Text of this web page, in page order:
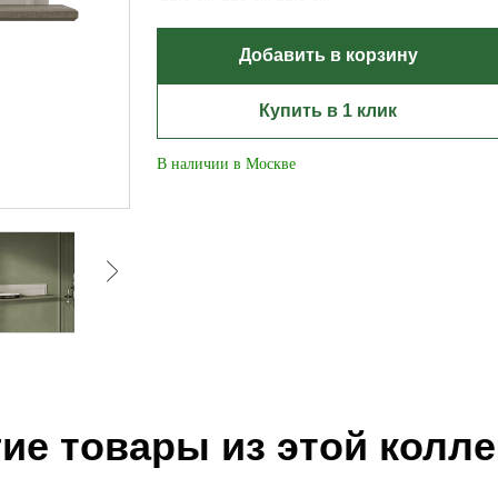
Добавить в корзину
Купить в 1 клик
В наличии в Москве
товары из этой